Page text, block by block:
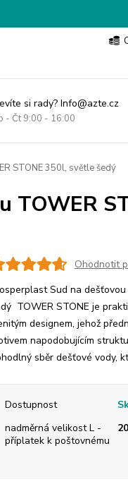
si rady? Info@azte.cz
- Čt 9:00 - 16:00
STONE 350l, světle šedý
TOWER
Ohodnotit
Sud na
TOWER STONE je
designem, jehož
napodobujícím
sběr dešťové vody,
Dostupnost
nadměrná velikost L -
příplatek k poštovnému